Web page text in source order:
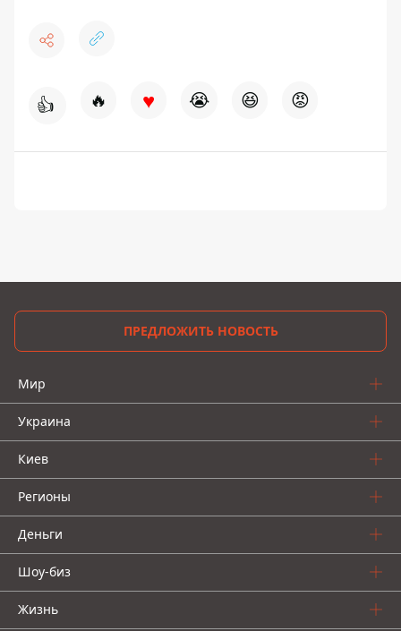
👍 🔥 ♥ 😭 😆 😡
ПРЕДЛОЖИТЬ НОВОСТЬ
Мир
Украина
Киев
Регионы
Деньги
Шоу-биз
Жизнь